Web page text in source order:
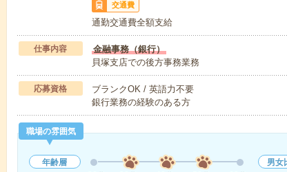
交通費
通勤交通費全額支給
仕事内容
金融事務（銀行）
貝塚支店での後方事務業務
応募資格
ブランクOK / 英語力不要
銀行業務の経験のある方
職場の雰囲気
年齢層
男女